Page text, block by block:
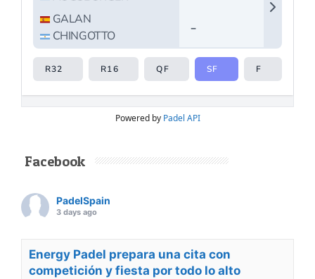
Powered by Padel API
Facebook
PadelSpain
3 days ago
Energy Padel prepara una cita con
competición y fiesta por todo lo alto